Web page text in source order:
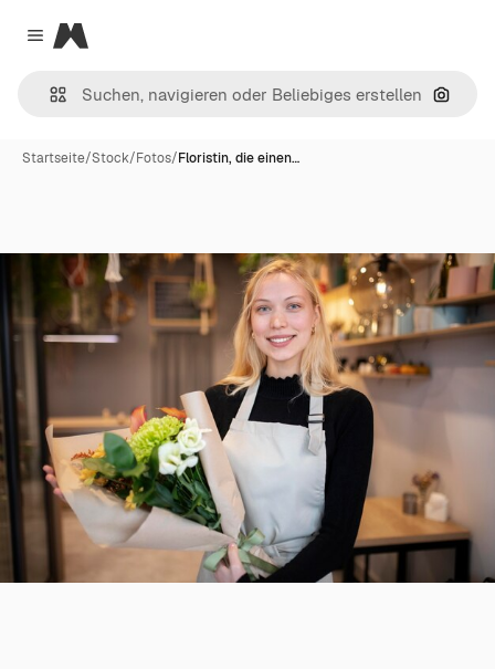
Close menu
Magnific
Nach
Startseite/Stock/Fotos/Floristin, die einen…